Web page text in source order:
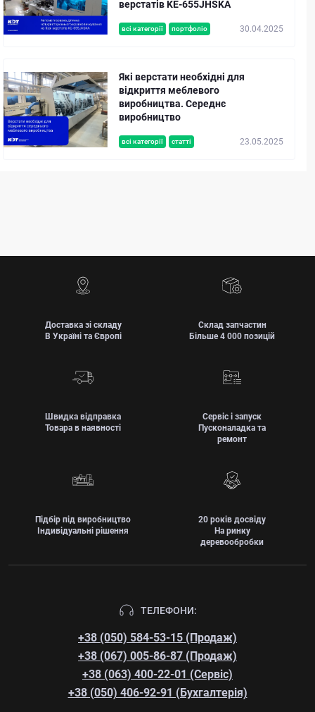
всі категорії портфоліо 30.04.2025
верстатів KE-655JHSKA
всі категорії статті 23.05.2025
Які верстати необхідні для
відкриття меблевого
виробництва. Середнє
виробництво
Доставка зі складу
В Україні та Європі
Склад запчастин
Більше 4 000 позицій
Швидка відправка
Товара в наявності
Сервіс і запуск
Пусконаладка та
ремонт
Підбір під виробництво
Індивідуальні рішення
20 років досвіду
На ринку
деревообробки
ТЕЛЕФОНИ:
+38 (050) 584-53-15 (Продаж)
+38 (067) 005-86-87 (Продаж)
+38 (063) 400-22-01 (Сервіс)
+38 (050) 406-92-91 (Бухгалтерія)